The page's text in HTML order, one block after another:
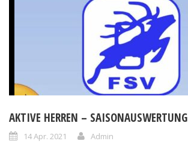
AKTIVE HERREN – SAISONAUSWERTUNG
14 Apr. 2021
Admin